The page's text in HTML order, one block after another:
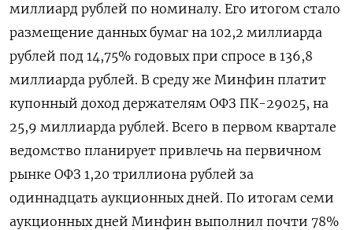
миллиард рублей по номиналу. Его итогом стало
размещение данных бумаг на 102,2 миллиарда
рублей ‌под 14,75% годовых при спросе в 136,8
миллиарда рублей. В среду же Минфин платит
купонный доход держателям ОФЗ ПК-29025, на
25,9 миллиарда рублей. Всего в ​первом квартале
ведомство ​планирует привлечь на первичном
‌рынке ОФЗ 1,20 триллиона рублей за
одиннадцать аукционных дней. По итогам семи ​
аукционных дней Минфин выполнил почти 78%